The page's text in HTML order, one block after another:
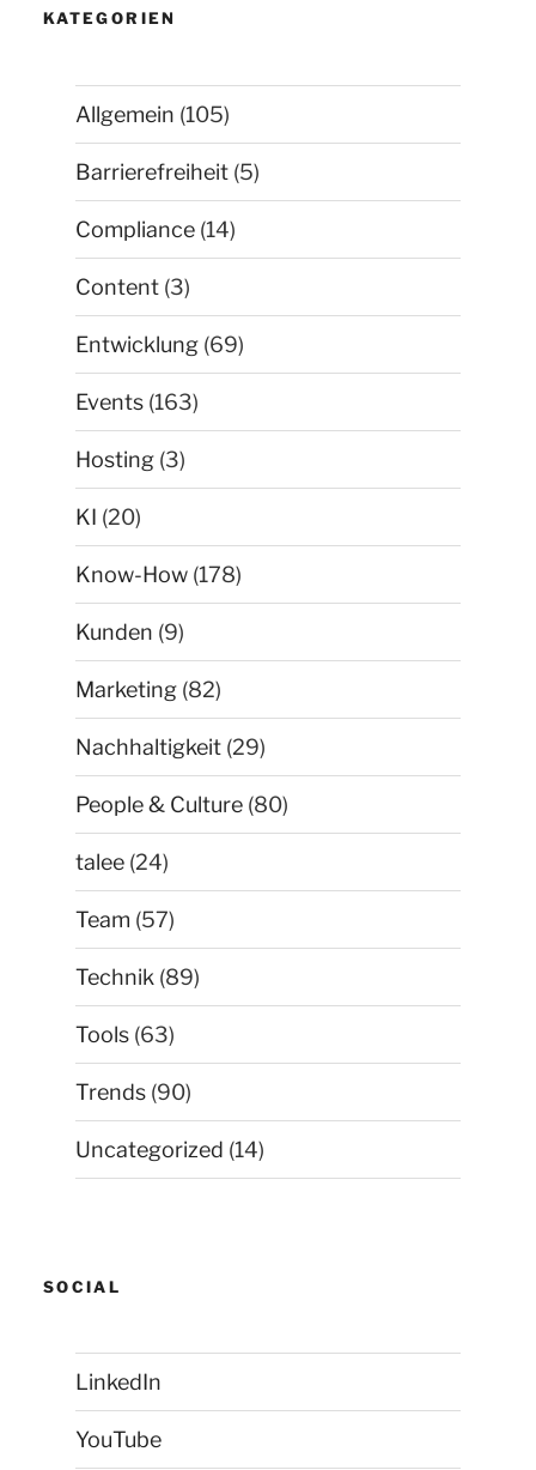
KATEGORIEN
Allgemein (105)
Barrierefreiheit (5)
Compliance (14)
Content (3)
Entwicklung (69)
Events (163)
Hosting (3)
KI (20)
Know-How (178)
Kunden (9)
Marketing (82)
Nachhaltigkeit (29)
People & Culture (80)
talee (24)
Team (57)
Technik (89)
Tools (63)
Trends (90)
Uncategorized (14)
SOCIAL
LinkedIn
YouTube